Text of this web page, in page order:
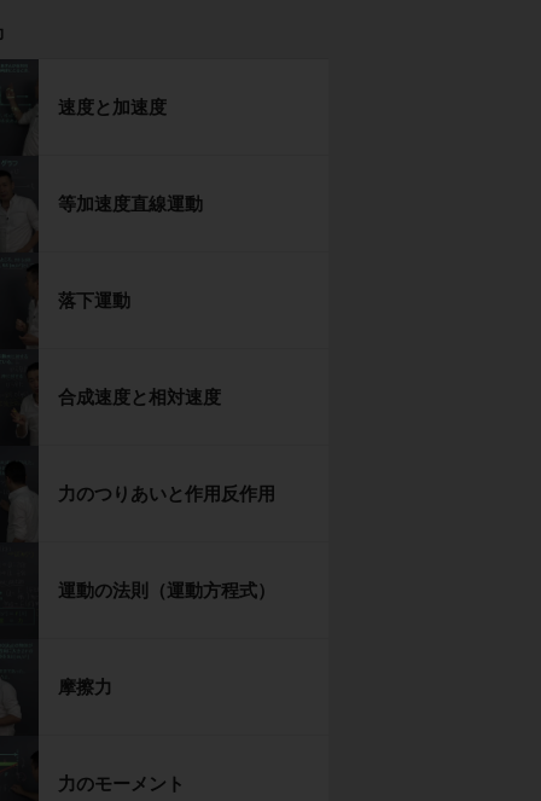
速度と加速度
等加速度直線運動
落下運動
合成速度と相対速度
力のつりあいと作用反作用
運動の法則（運動方程式）
摩擦力
力のモーメント